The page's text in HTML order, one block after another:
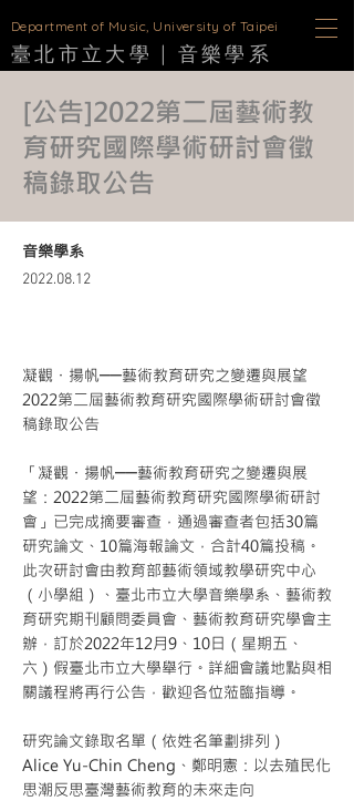
Department of Music, University of Taipei
臺北市立大學 | 音樂學 系
[公告]2022第二屆藝術教
育研究國際學術研討會徵
稿錄取公告
音樂學系
2022.08.12
凝觀・揚帆──藝術教育研究之變遷與展望
2022第二屆藝術教育研究國際學術研討會徵
稿錄取公告
「凝觀・揚帆──藝術教育研究之變遷與展
望：2022第二屆藝術教育研究國際學術研討
會」已完成摘要審查，通過審查者包括30篇
研究論文、10篇海報論文，合計40篇投稿。
此次研討會由教育部藝術領域教學研究中心
（小學組）、臺北市立大學音樂學系、藝術教
育研究期刊顧問委員會、藝術教育研究學會主
辦，訂於2022年12月9、10日（星期五、
六）假臺北市立大學舉行。詳細會議地點與相
關議程將再行公告，歡迎各位蒞臨指導。
研究論文錄取名單（依姓名筆劃排列）
Alice Yu-Chin Cheng、鄭明憲：以去殖民化
思潮反思臺灣藝術教育的未來走向